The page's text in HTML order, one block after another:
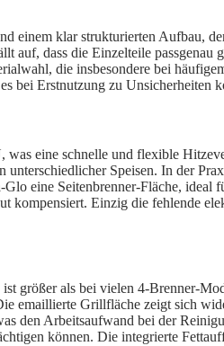
einem klar strukturierten Aufbau,
dass die Einzelteile
die insbesondere bei
bei Erstnutzung zu Unsicherheiten
eine schnelle und flexible
Speisen. In der
eine Seitenbrenner-Fläche,
Einzig die fehlende
als bei vielen 4-Brenner-
emaillierte Grillfläche zeigt sich
den Arbeitsaufwand bei der
können. Die integrierte